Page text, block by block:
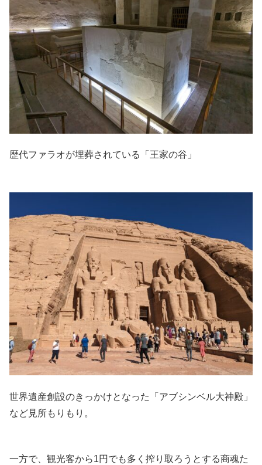
歴代ファラオが埋葬されている「王家の谷」
世界遺産創設のきっかけとなった「アブシンベル大神殿」
など見所もりもり。
一方で、観光客から1円でも多く搾り取ろうとする商魂た